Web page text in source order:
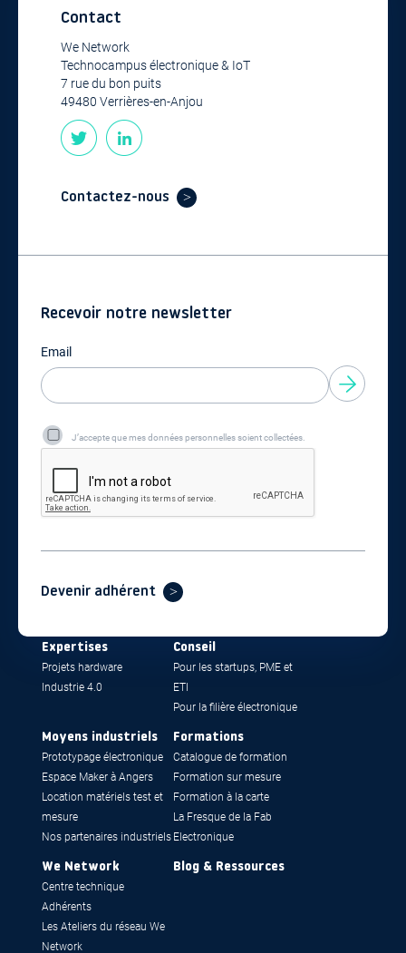
Contact
We Network
Technocampus électronique & IoT
7 rue du bon puits
49480 Verrières-en-Anjou
Contactez-nous
Recevoir notre newsletter
Email
J’accepte que mes données personnelles soient collectées.
Devenir adhérent
Expertises
Projets hardware
Industrie 4.0
Conseil
Pour les startups, PME et
ETI
Pour la filière électronique
Moyens industriels
Prototypage électronique
Espace Maker à Angers
Location matériels test et
mesure
Nos partenaires industriels
Formations
Catalogue de formation
Formation sur mesure
Formation à la carte
La Fresque de la Fab
Electronique
We Network
Centre technique
Adhérents
Les Ateliers du réseau We
Network
Blog & Ressources